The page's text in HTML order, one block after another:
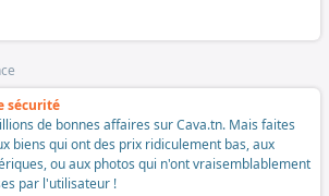
sécurité
de bonnes affaires sur Cava.tn. Mais faites
biens qui ont des prix ridiculement bas, aux
ou aux photos qui n'ont vraisemblablement
par l'utilisateur !